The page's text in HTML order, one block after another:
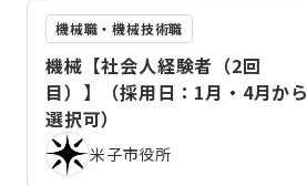
機械職・機械技術職
機械【社会人経験者（2回
目）】（採用日：1月・4月から
選択可）
米子市役所